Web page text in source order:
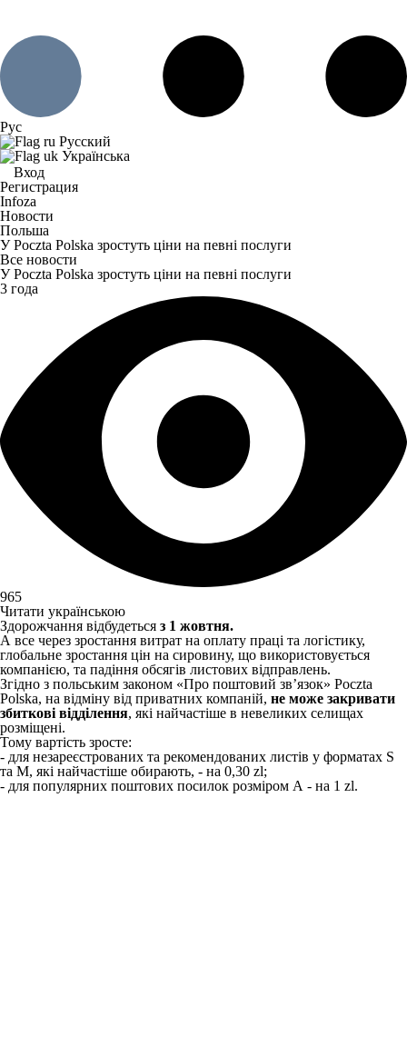
Рус
Русский
Українська
Вход
Регистрация
Infoza
Новости
Польша
У Poczta Polska зростуть ціни на певні послуги
Все новости
У Poczta Polska зростуть ціни на певні послуги
3 года
965
Читати українською
Здорожчання відбудеться з 1 жовтня.
А все через зростання витрат на оплату праці та логістику,
глобальне зростання цін на сировину, що використовується
компанією, та падіння обсягів листових відправлень.
Згідно з польським законом «Про поштовий зв’язок» Poczta
Polska, на відміну від приватних компаній, не може закривати
збиткові відділення, які найчастіше в невеликих селищах
розміщені.
Тому вартість зросте:
- для незареєстрованих та рекомендованих листів у форматах S
та M, які найчастіше обирають, - на 0,30 zl;
- для популярних поштових посилок розміром А - на 1 zl.